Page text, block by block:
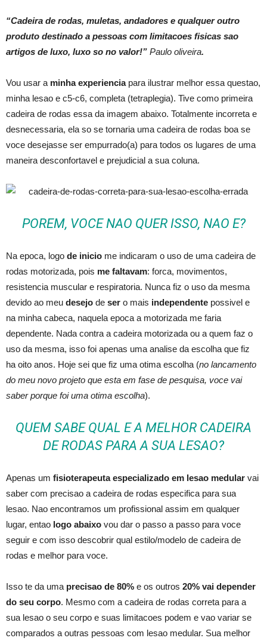
“Cadeira de rodas, muletas, andadores e qualquer outro
produto destinado a pessoas com limitacoes fisicas sao
artigos de luxo, luxo so no valor!” Paulo oliveira.
Vou usar a minha experienciapara ilustrar melhor essa questao,
minha lesao e c5-c6, completa (tetraplegia). Tive como primeira
cadeira de rodas essa da imagem abaixo. Totalmente incorreta e
desnecessaria, ela so se tornaria uma cadeira de rodas boa se
voce desejasse ser empurrado(a) para todos os lugares de uma
maneira desconfortavel e prejudicial a sua coluna.
POREM, VOCE NAO QUER ISSO, NAO E?
Na epoca, logo de inicio me indicaram o uso de uma cadeira de
rodas motorizada, pois me faltavam: forca, movimentos,
resistencia muscular e respiratoria. Nunca fiz o uso da mesma
devido ao meu desejo de ser o mais independente possivel e
na minha cabeca, naquela epoca a motorizada me faria
dependente. Nada contra a cadeira motorizada ou a quem faz o
uso da mesma, isso foi apenas uma analise da escolha que fiz
ha oito anos. Hoje sei que fiz uma otima escolha (no lancamento
do meu novo projeto que esta em fase de pesquisa, voce vai
saber porque foi uma otima escolha).
QUEM SABE QUAL E A MELHOR CADEIRA
DE RODAS PARA A SUA LESAO?
Apenas um fisioterapeuta especializado em lesao medular vai
saber com precisao a cadeira de rodas especifica para sua
lesao. Nao encontramos um profissional assim em qualquer
lugar, entao logo abaixo vou dar o passo a passo para voce
seguir e com isso descobrir qual estilo/modelo de cadeira de
rodas e melhor para voce.
Isso te da uma precisao de 80% e os outros 20% vai depender
do seu corpo. Mesmo com a cadeira de rodas correta para a
sua lesao o seu corpo e suas limitacoes podem e vao variar se
comparados a outras pessoas com lesao medular. Sua melhor